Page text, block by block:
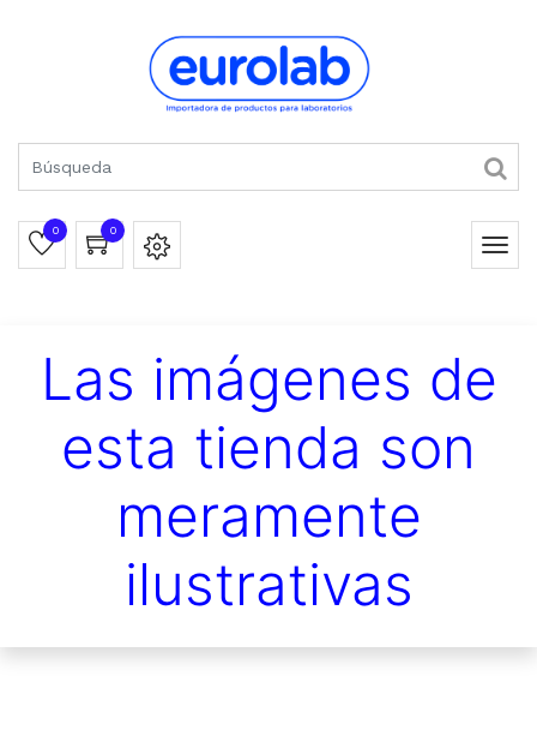
0 0
Las imágenes de
esta tienda son
meramente
ilustrativas